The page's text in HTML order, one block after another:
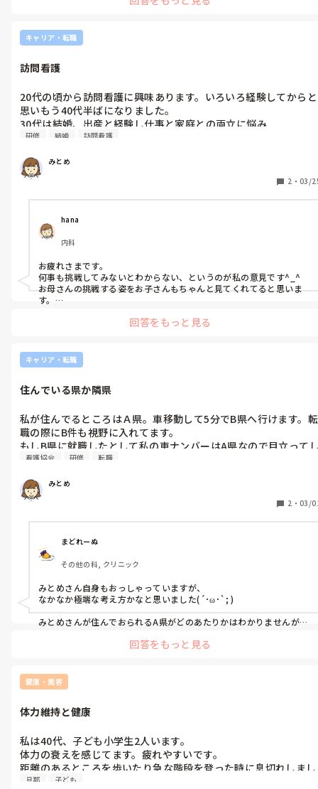
キャリア・転職
訪問看護
20代の頃から訪問看護に興味あります。いろいろ経験してからと
思いもう40代半ばになりました。
30代は結婚、出産と経験し仕事と家庭との両立に悩み
家庭を優先した働き方に変更して働いてます。子どもは2人いて
下の子のことを思うと今のままの働き方がいいと思う反面、自分
の年齢を考えると訪問看護に挑戦していいのではないかと考えて
訪問看護について調べていて、自分にはムリと思って訪問看護に
転職することを先延ばししてます。
ずっと気になってるので訪問看護の研修に参加してから考えよう
か、考えてばかりですけど。
悩んでいるのでアドバイス下さい。
研修 結婚 訪問看護
みとめ
2 ・ 03/
hana
内科
お疲れさまです。
何事も挑戦してみないとわからない、というのが私の意見です^_^
お母さんの挑戦する姿をお子さんもちゃんと見てくれてると思いま
す。
研修があるのならそれに参加されても良いんじゃないでしょうか？
頑張ってください！
回答をもっと見る
キャリア・転職
住んでいる県か隣県
私が住んでるところはＡ県。車移動して5分でB県へ行けます。転
職の際にB件も視野に入れてます。
もしB県に就職したとして私の車ナンバーはA県なので目立って
まうかなと。わざわざ他県に就職する必要ないのか。看護協会は
モート研修増えたのであまり気にしなくていいと思いますけど。
転職考える上で通勤距離だけでなく、どこの地域か、よく考えた
ほうがいいですか。隣県や隣市だとライバル視して敵対する必要
ないのに自分の中でなんかひねくれた見方をしてるときありま
す。ご意見ください。
看護協会 研修 転職
みとめ
2 ・ 03/
まどれーぬ
その他の科, クリニック
みとめさん自身もおっしゃっていますが、
なかなか極端な考え方かなと思いました(´･ω･`; )
みとめさんが住んでおられるA県がどのあたりかはわかりませんが、
恐らく全員が都内在住ってわけではないですよねぇ、どう考えて
っしゃいますよね。
埼玉から来たり、神奈川から来たり、
そこが気になるのはみとめさん自身が気にしているからであって、
多分他の人はそんなこと気にしていないと思いますよ(´･ω･`; )
車で5分で隣県なんてめちゃくちゃ近いじゃないですか！
勤める上で通勤時間はとても重要だと思いますよ。
回答をもっと見る
健康・美容
体力維持と健康
私は40代、子ども小学生2人います。
体力の衰えを感じてます。疲れやすいです。
距離のあるところを歩いたり急な階段を登った時に息切れしまし
た。足が疲れるのは当たり前として息苦しさを感じました。旦那
旦那 子ども